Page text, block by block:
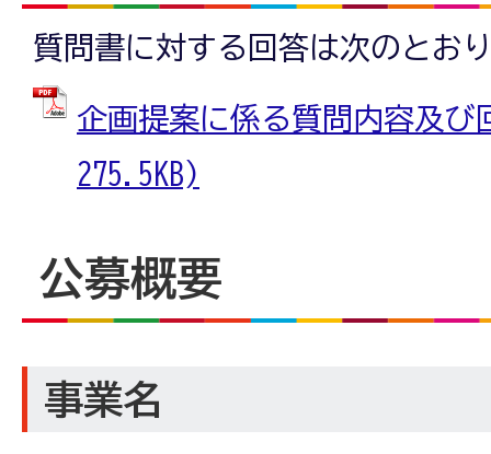
質問書に対する回答は次のとお
企画提案に係る質問内容及び
275.5KB)
公募概要
事業名